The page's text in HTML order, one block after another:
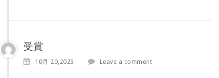
受賞
10月 20,2023 Leave a comment